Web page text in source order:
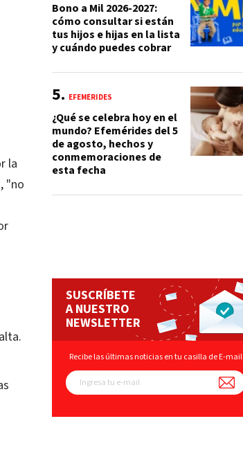
la
"no
Bono a Mil 2026-2027:
cómo consultar si están
tus hijos e hijas en la lista
y cuándo puedes cobrar
EFEMÉRIDES
¿Qué se celebra hoy en el
mundo? Efemérides del 5
de agosto, hechos y
conmemoraciones de
esta fecha
SUSCRÍBETE
A NUESTRO
NEWSLETTER
Recibe las últimas noticias en tu casilla de E-mail